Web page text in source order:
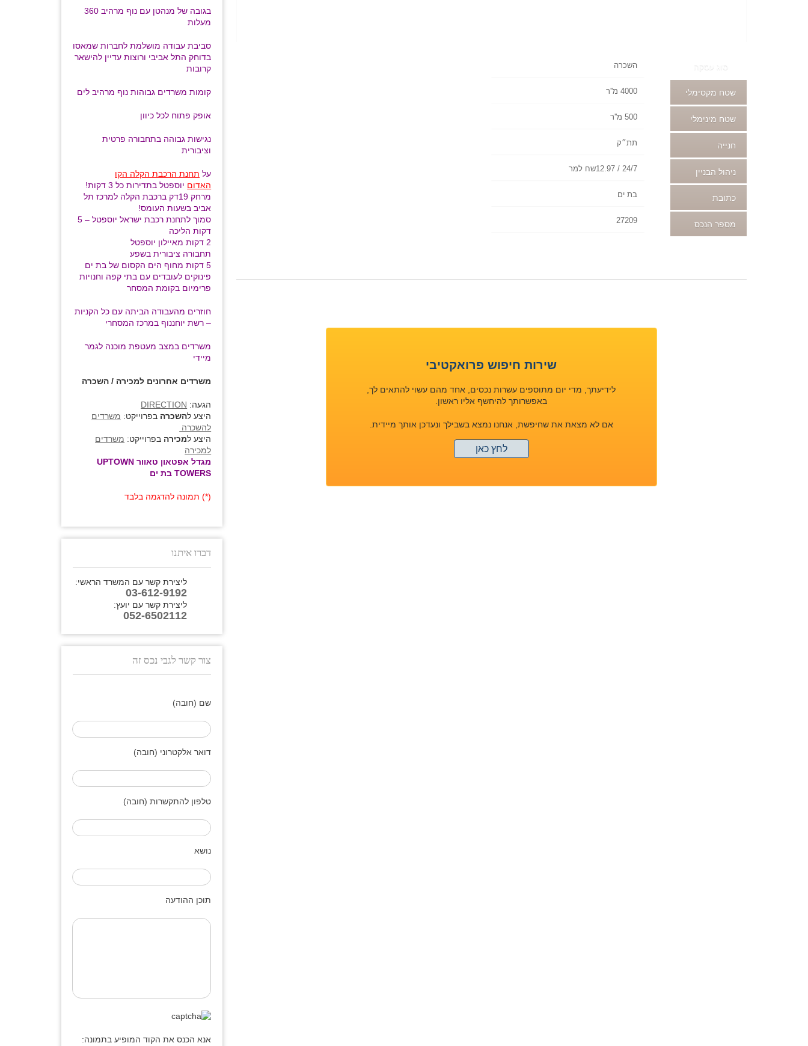
סוג עסקה
שטח מקסימלי
שטח מינימלי
חנייה
ניהול הבניין
כתובת
מספר הנכס
השכרה
4000 מ''ר
500 מ''ר
תת״ק
24/7 / 12.97שח למר
בת ים
27209
שירות חיפוש פרואקטיבי
לידיעתך, מדי יום מתוספים עשרות נכסים, אחד מהם עשוי להתאים לך,
באפשרותך להיחשף אליו ראשון.
אם לא מצאת את שחיפשת, אנחנו נמצא בשבילך ונעדכן אותך מיידית.
לחץ כאן
בגובה של מנהטן עם נוף מרהיב 360
מעלות
סביבת עבודה מושלמת לחברות שמאסו
בדוחק התל אביבי ורוצות עדיין להישאר
קרובות
קומות משרדים גבוהות נוף מרהיב לים
אופק פתוח לכל כיוון
נגישות גבוהה בתחבורה פרטית
וציבורית
על תחנת הרכבת הקלה הקו
האדום יוספטל בתדירות כל 3 דקות!
מרחק 19דק ברכבת הקלה למרכז תל
אביב בשעות העומס!
סמוך לתחנת רכבת ישראל יוספטל – 5
דקות הליכה
2 דקות מאיילון יוספטל
תחבורה ציבורית בשפע
5 דקות מחוף הים הקסום של בת ים
פינוקים לעובדים עם בתי קפה וחנויות
פרימיום בקומת המסחר
חוזרים מהעבודה הביתה עם כל הקניות
– רשת יוחננוף במרכז המסחרי
משרדים במצב מעטפת מוכנה לגמר
מיידי
משרדים אחרונים למכירה / השכרה
הגעה: DIRECTION
היצע להשכרה בפרוייקט: משרדים
להשכרה
היצע למכירה בפרוייקט: משרדים
למכירה
מגדל אפטאון טאוור UPTOWN
TOWERS בת ים
(*) תמונה להדגמה בלבד
דברו איתנו
ליצירת קשר עם המשרד הראשי:
03-612-9192
ליצירת קשר עם יועץ:
052-6502112
צור קשר לגבי נכס זה
שם (חובה)
דואר אלקטרוני (חובה)
טלפון להתקשרות (חובה)
נושא
תוכן ההודעה
אנא הכנס את הקוד המופיע בתמונה: